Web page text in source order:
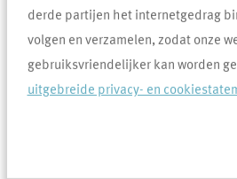
derde partijen het internetgedrag
volgen en verzamelen, zodat onze
gebruiksvriendelijker kan worden
uitgebreide privacy- en